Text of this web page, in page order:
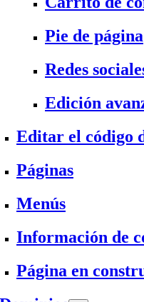
Pie de página
Redes
Edición
Editar el código
Páginas
Menús
Información de
Página en